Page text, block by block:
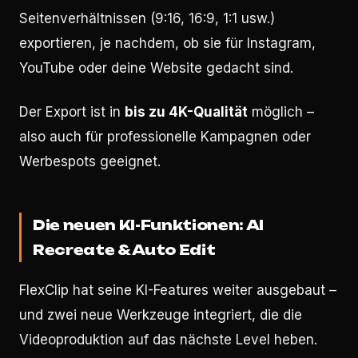
Seitenverhältnissen (9:16, 16:9, 1:1 usw.)
exportieren, je nachdem, ob sie für Instagram,
YouTube oder deine Website gedacht sind.
Der Export ist in bis zu 4K-Qualität möglich –
also auch für professionelle Kampagnen oder
Werbespots geeignet.
Die neuen KI-Funktionen: AI
Recreate & Auto Edit
FlexClip hat seine KI-Features weiter ausgebaut –
und zwei neue Werkzeuge integriert, die die
Videoproduktion auf das nächste Level heben.